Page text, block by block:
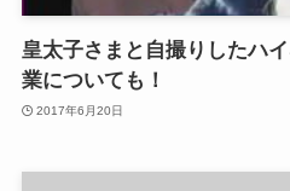
皇太子さまと自撮りしたハ
業についても！
2017年6月20日